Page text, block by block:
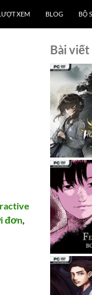
XEM BLOG BỘ
đơn,
Bài